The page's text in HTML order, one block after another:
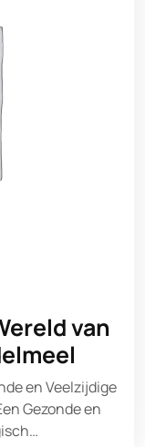
van
en Veelzijdige
Gezonde en